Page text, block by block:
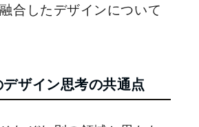
合したデザインについて
ザイン思考の共通点